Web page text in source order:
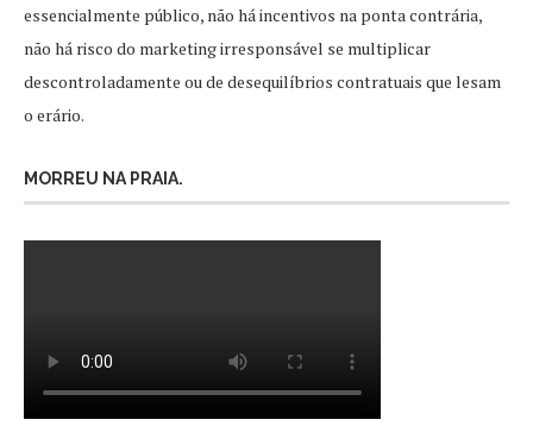
essencialmente público, não há incentivos na ponta contrária,
não há risco do marketing irresponsável se multiplicar
descontroladamente ou de desequilíbrios contratuais que lesam
o erário.
MORREU NA PRAIA.